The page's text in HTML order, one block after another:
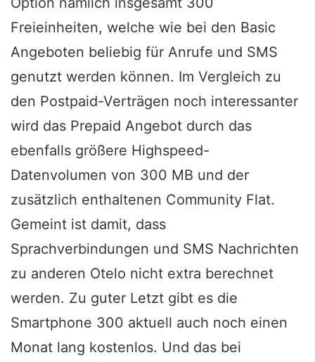
Freieinheiten, welche wie bei den Basic
Angeboten beliebig für Anrufe und SMS
genutzt werden können. Im Vergleich zu
den Postpaid-Verträgen noch interessanter
wird das Prepaid Angebot durch das
ebenfalls größere Highspeed-
Datenvolumen von 300 MB und der
zusätzlich enthaltenen Community Flat.
Gemeint ist damit, dass
Sprachverbindungen und SMS Nachrichten
zu anderen Otelo nicht extra berechnet
werden. Zu guter Letzt gibt es die
Smartphone 300 aktuell auch noch einen
Monat lang kostenlos. Und das bei